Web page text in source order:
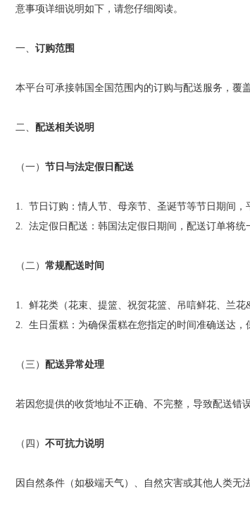
意事项详细说明如下，请您仔细阅读。
一、 订购范围
本平台可承接韩国全国范围内的订购与配送服务，覆
二、 配送相关说明
（一） 节日与法定假日配送
1. 节日订购：情人节、母亲节、圣诞节等节日期间，
2. 法定假日配送：韩国法定假日期间，配送订单将
（二） 常规配送时间
1. 鲜花类（花束、提篮、祝贺花篮、吊唁鲜花、兰花
2. 生日蛋糕：为确保蛋糕在您指定的时间准确送达，
（三） 配送异常处理
若因您提供的收货地址不正确、不完整，导致配送错
（四） 不可抗力说明
因自然条件（如极端天气）、自然灾害或其他人类无